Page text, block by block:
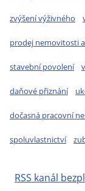
zvýšení výživného
prodej nemovitosti
stavební povolení
daňové přiznání
dočasná pracovní
spoluvlastnictví
RSS kanál